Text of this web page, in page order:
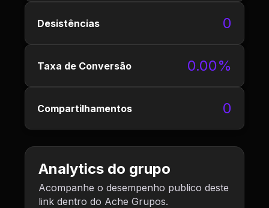
Desistências 0
Taxa de Conversão 0.00%
Compartilhamentos 0
Analytics do grupo
Acompanhe o desempenho publico deste
link dentro do Ache Grupos.